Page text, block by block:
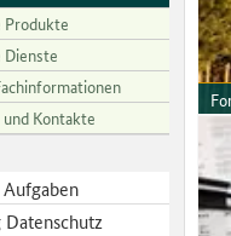
Produkte
Kontakte